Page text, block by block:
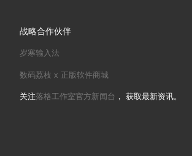
战略合作伙伴
岁寒输入法
数码荔枝 x 正版软件商城
关注落格工作室官方新闻台 ， 获取最新资讯。